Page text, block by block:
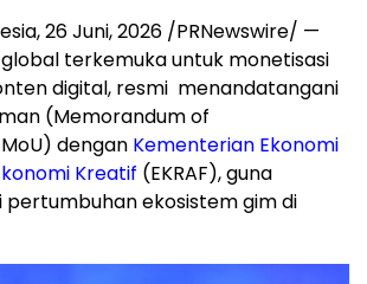
,26 Juni, 2026 /PRNewswire/ —
terkemuka untuk monetisasi
digital, resmi menandatangani
(Memorandum of
dengan Kementerian Ekonomi
Kreatif (EKRAF), guna
pertumbuhan ekosistem gim di